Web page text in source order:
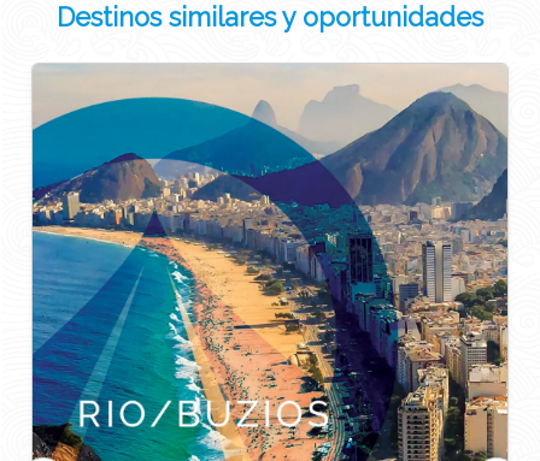
Destinos similares y oportunidades